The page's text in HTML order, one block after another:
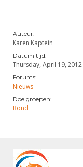
Auteur:
Karen Kaptein
Datum tijd:
Thursday, April 19,
Forums:
Nieuws
Doelgroepen:
Bond